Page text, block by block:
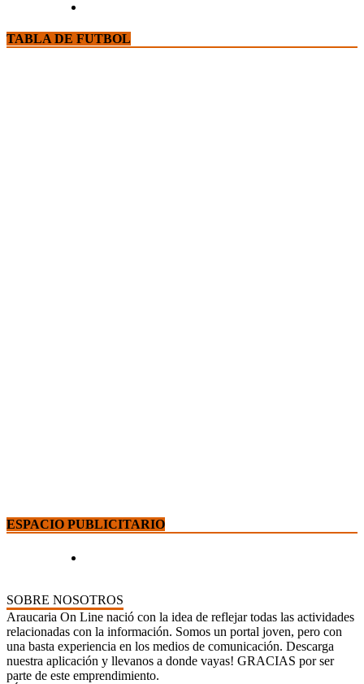
TABLA DE FUTBOL
ESPACIO PUBLICITARIO
SOBRE NOSOTROS
Araucaria On Line nació con la idea de reflejar todas las actividades
relacionadas con la información. Somos un portal joven, pero con
una basta experiencia en los medios de comunicación. Descarga
nuestra aplicación y llevanos a donde vayas! GRACIAS por ser
parte de este emprendimiento.